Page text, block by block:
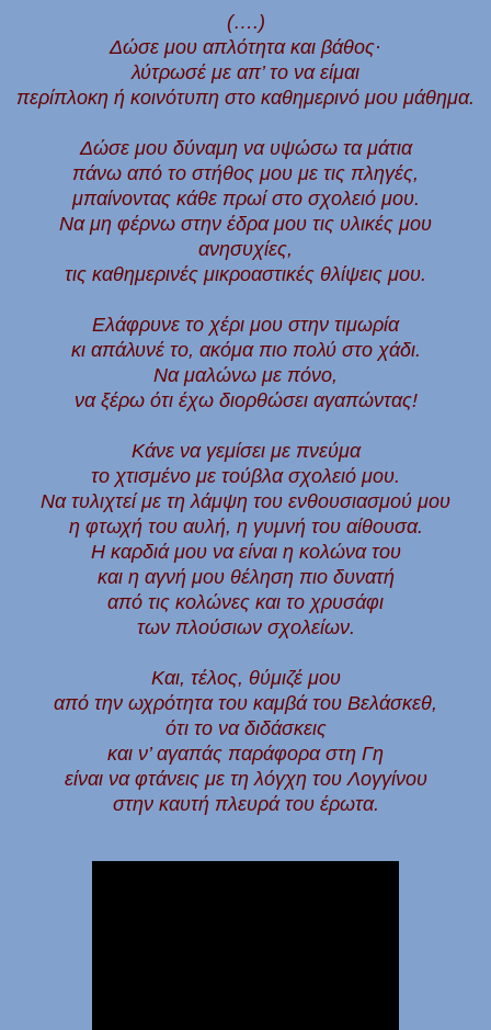
(….)
Δώσε μου απλότητα και βάθος·
λύτρωσέ με απ’ το να είμαι
περίπλοκη ή κοινότυπη στο καθημερινό μου μάθημα.
Δώσε μου δύναμη να υψώσω τα μάτια
πάνω από το στήθος μου με τις πληγές,
μπαίνοντας κάθε πρωί στο σχολειό μου.
Να μη φέρνω στην έδρα μου τις υλικές μου
ανησυχίες,
τις καθημερινές μικροαστικές θλίψεις μου.
Ελάφρυνε το χέρι μου στην τιμωρία
κι απάλυνέ το, ακόμα πιο πολύ στο χάδι.
Να μαλώνω με πόνο,
να ξέρω ότι έχω διορθώσει αγαπώντας!
Κάνε να γεμίσει με πνεύμα
το χτισμένο με τούβλα σχολειό μου.
Να τυλιχτεί με τη λάμψη του ενθουσιασμού μου
η φτωχή του αυλή, η γυμνή του αίθουσα.
Η καρδιά μου να είναι η κολώνα του
και η αγνή μου θέληση πιο δυνατή
από τις κολώνες και το χρυσάφι
των πλούσιων σχολείων.
Και, τέλος, θύμιζέ μου
από την ωχρότητα του καμβά του Βελάσκεθ,
ότι το να διδάσκεις
και ν’ αγαπάς παράφορα στη Γη
είναι να φτάνεις με τη λόγχη του Λογγίνου
στην καυτή πλευρά του έρωτα.